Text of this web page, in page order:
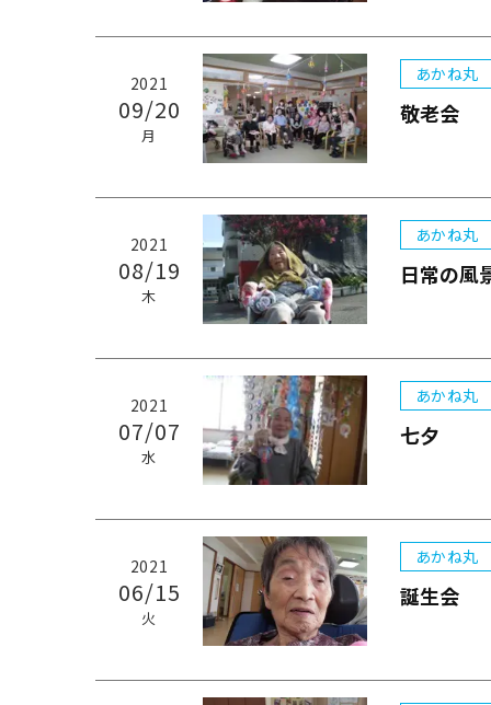
2021
09/20
月
あかね丸
敬老会
2021
08/19
木
あかね丸
日常の風
2021
07/07
水
あかね丸
七夕
2021
06/15
火
あかね丸
誕生会